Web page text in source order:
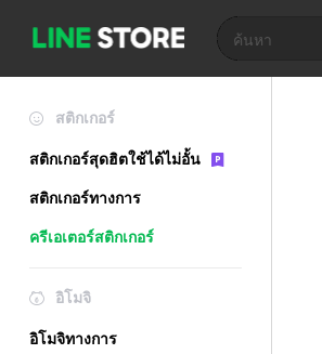
สติกเกอร์
สติกเกอร์สุดฮิตใช้ได้ไม่อั้น
สติกเกอร์ทางการ
ครีเอเตอร์สติกเกอร์
อิโมจิ
อิโมจิทางการ